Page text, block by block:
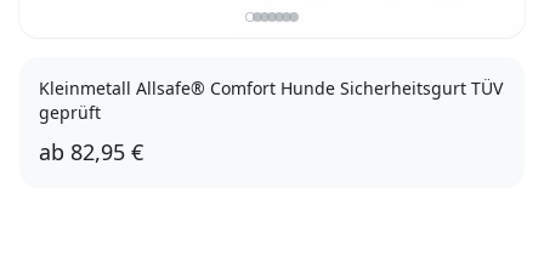
Kleinmetall Allsafe® Comfort Hunde Sicherheitsgurt TÜV
geprüft
ab 82,95 €